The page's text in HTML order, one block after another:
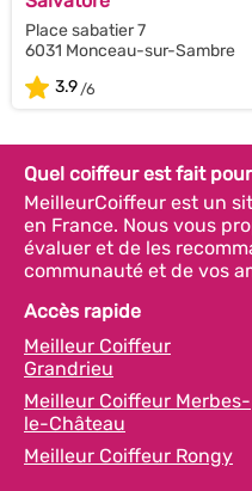
Place sabatier 7
6031 Monceau-sur-Sambre
3.9
Quel coiffeur est fait
MeilleurCoiffeur est un
en France. Nous vous
évaluer et de les
communauté et de vos
Accès rapide
Meilleur Coiffeur
Grandrieu
Meilleur Coiffeur Merbes-
le-Château
Meilleur Coiffeur Rongy